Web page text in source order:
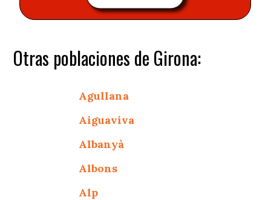
Otras poblaciones de Girona:
Agullana
Aiguaviva
Albanyà
Albons
Alp